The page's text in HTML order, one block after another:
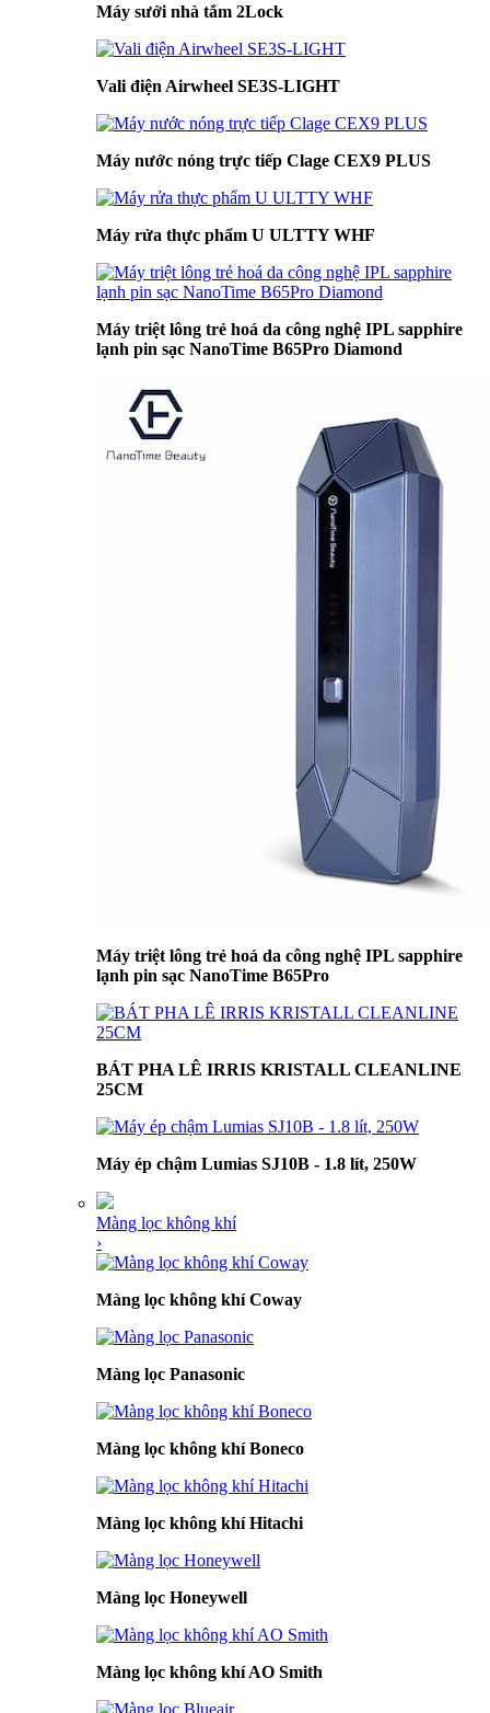
Máy sưởi nhà tắm 2Lock
Vali điện Airwheel SE3S-LIGHT
Máy nước nóng trực tiếp Clage CEX9 PLUS
Máy rửa thực phẩm U ULTTY WHF
Máy triệt lông trẻ hoá da công nghệ IPL sapphire
lạnh pin sạc NanoTime B65Pro Diamond
Máy triệt lông trẻ hoá da công nghệ IPL sapphire
lạnh pin sạc NanoTime B65Pro
BÁT PHA LÊ IRRIS KRISTALL CLEANLINE
25CM
Máy ép chậm Lumias SJ10B - 1.8 lít, 250W
Màng lọc không khí
›
Màng lọc không khí Coway
Màng lọc Panasonic
Màng lọc không khí Boneco
Màng lọc không khí Hitachi
Màng lọc Honeywell
Màng lọc không khí AO Smith